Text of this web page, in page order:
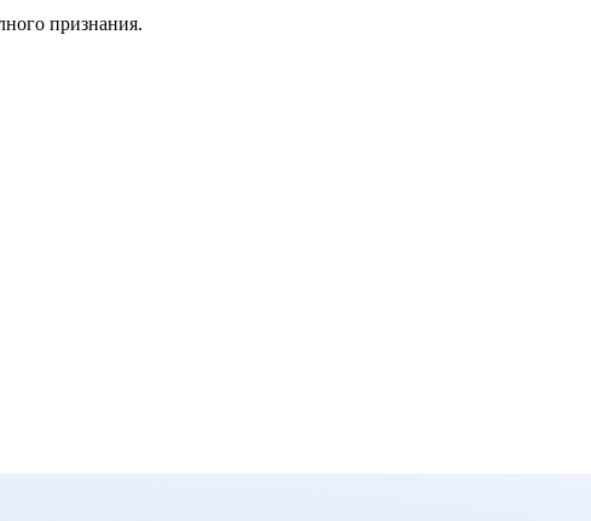
признания.